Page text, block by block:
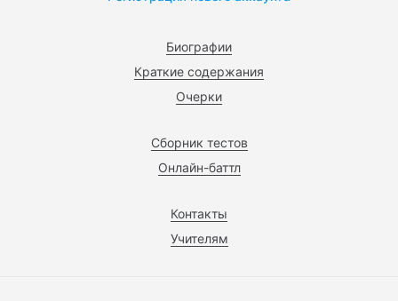
Биографии
Краткие содержания
Очерки
Сборник тестов
Онлайн-баттл
Контакты
Учителям